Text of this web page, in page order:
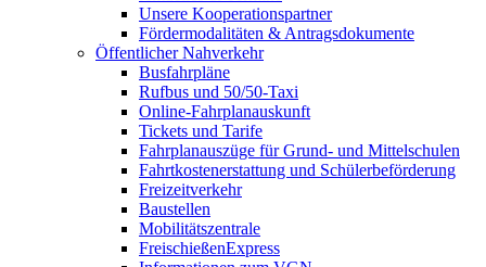
Unsere Kooperationspartner
Fördermodalitäten & Antragsdokumente
Öffentlicher Nahverkehr
Busfahrpläne
Rufbus und 50/50-Taxi
Online-Fahrplanauskunft
Tickets und Tarife
Fahrplanauszüge für Grund- und Mittelschulen
Fahrtkostenerstattung und Schülerbeförderung
Freizeitverkehr
Baustellen
Mobilitätszentrale
FreischießenExpress